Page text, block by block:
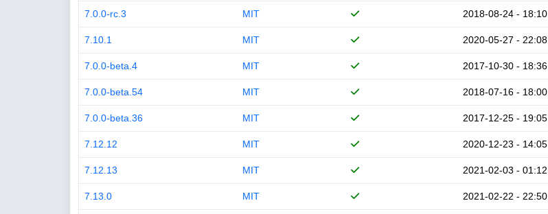
7.0.0-rc.3 MIT 2018-08-24 - 18:10
7.10.1 MIT 2020-05-27 - 22:08
7.0.0-beta.4 MIT 2017-10-30 - 18:36
7.0.0-beta.54 MIT 2018-07-16 - 18:00
7.0.0-beta.36 MIT 2017-12-25 - 19:05
7.12.12 MIT 2020-12-23 - 14:05
7.12.13 MIT 2021-02-03 - 01:12
7.13.0 MIT 2021-02-22 - 22:50